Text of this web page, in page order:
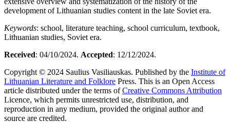
development of Lithuanian studies content in the late Soviet era.
Keywords: school, literature teaching, school curriculum, textbook,
Lithuanian studies, Soviet era.
Received: 04/10/2024. Accepted: 12/12/2024.
Copyright © 2024 Saulius Vasiliauskas. Published by the Institute of
Lithuanian Literature and Folklore Press. This is an Open Access
article distributed under the terms ofCreative Commons Attribution
Licence, which permits unrestricted use, distribution, and
reproduction in any medium, provided the original author and
source are credited.